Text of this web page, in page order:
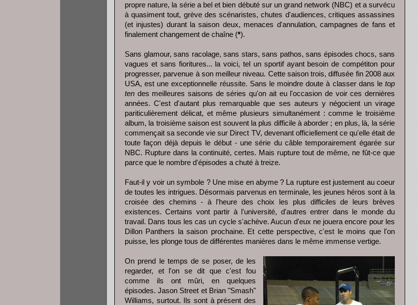
propre nature, la série a bel et bien débuté sur un grand network (NBC) et a survécu
à quasiment tout, grève des scénaristes, chutes d'audiences, critiques assassines
(et injustes) durant la saison deux, menaces d'annulation, campagnes de fans et
finalement changement de chaîne (*).
Sans glamour, sans racolage, sans stars, sans pathos, sans épisodes chocs, sans
vagues et sans fioritures... la voici, tel un sportif ayant besoin de compétiton pour
progresser, parvenue à son meilleur niveau. Cette saison trois, diffusée fin 2008 aux
USA, est une exceptionnelle réussite. Sans le moindre doute à classer dans le top
ten des meilleures saisons de séries qu'on ait eu l'occasion de voir ces dernières
années. C'est d'autant plus remarquable que ses auteurs y négocient un virage
pariticulièrement délicat, et même plusieurs simultanément : comme le troisième
album, la troisième saison est souvent la plus difficile à aborder ; en plus, là, la série
commençait sa seconde vie sur Direct TV, devenant officiellement ce qu'elle était de
toute façon déjà depuis le début - une série du câble temporairement égarée sur
NBC. Rupture dans la continuité, certes. Mais rupture tout de même, ne fût-ce que
parce que le nombre d'épisodes a chuté à treize.
Faut-il y voir un symbole ? Une mise en abyme ? La rupture est justement au coeur
de toutes les intrigues. Désormais parvenus en terminale, les jeunes héros sont à la
croisée des chemins - à l'heure des choix les plus difficiles de leurs brèves
existences. Certains vont partir à l'université, d'autres entrer dans le monde du
travail. Dans tous les cas un cycle s'achève. Aucun d'eux ne jouera encore pour les
Dillon Panthers la saison prochaine. Et cette perspective, c'est le moins que l'on
puisse, les plonge tous de différentes manières dans le même immense vertige.
On prend le temps de se poser, de les
regarder, et l'on se dit que c'est fou
comme ils ont mûri, en quelques
épisodes. Jason Street et Brian "Smash"
Williams, surtout. Ils sont à présent des